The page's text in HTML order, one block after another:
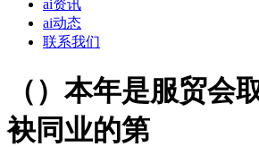
ai资讯
ai动态
联系我们
（）本年是服贸会
袂同业的第